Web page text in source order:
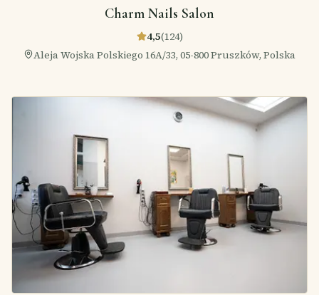
Charm Nails Salon
4,5(124)
Aleja Wojska Polskiego 16A/33, 05-800 Pruszków, Polska